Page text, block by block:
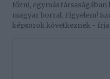
főzni, egymás
magyar borral. Figyelem!
képsorok következnek - írja